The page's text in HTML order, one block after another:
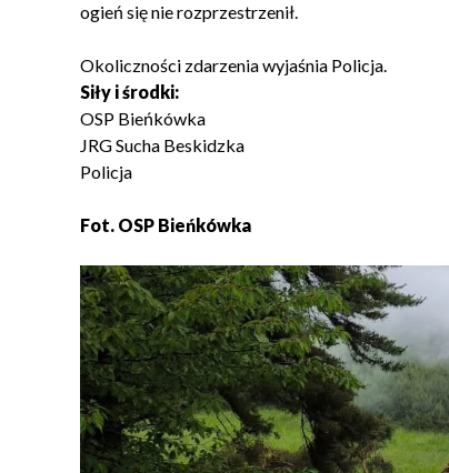
ogień się nie rozprzestrzenił.
Okoliczności zdarzenia wyjaśnia Policja.
Siły i środki:
OSP Bieńkówka
JRG Sucha Beskidzka
Policja
Fot. OSP Bieńkówka